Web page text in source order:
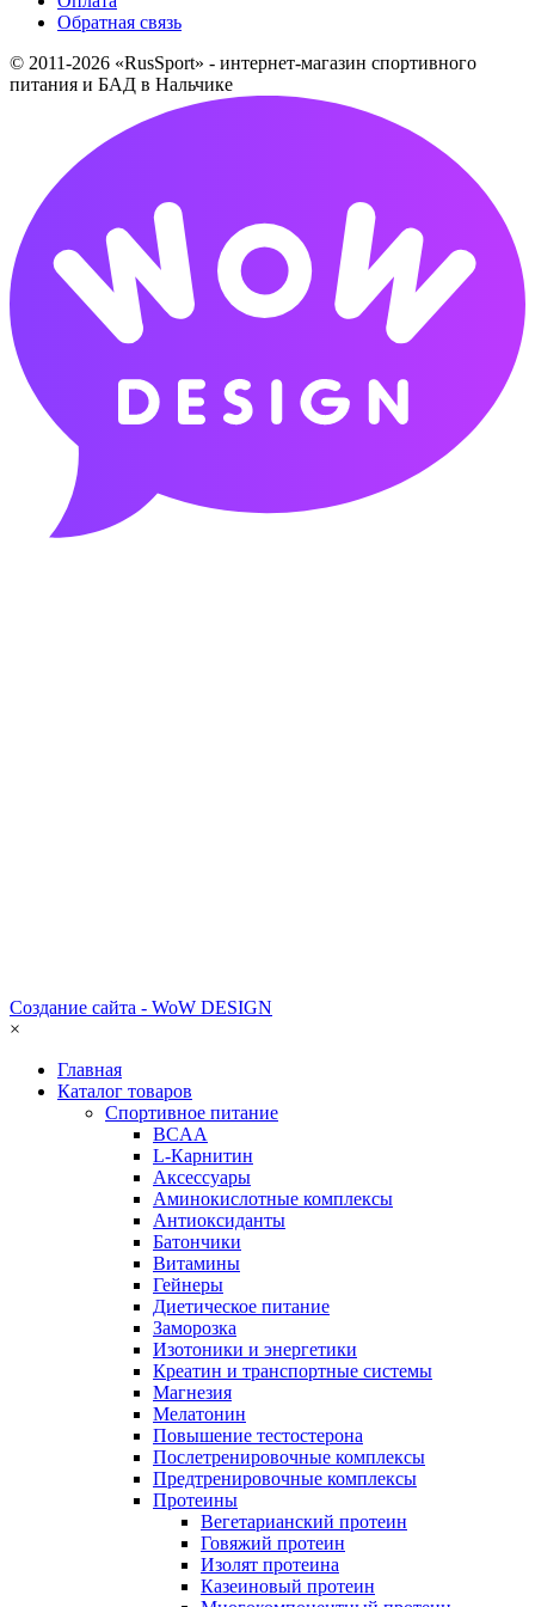
Обратная связь
© 2011-2026 «RusSport» - интернет-магазин спортивного
питания и БАД в Нальчике
Создание сайта - WoW DESIGN
×
Главная
Каталог товаров
Спортивное питание
BCAA
L-Карнитин
Аксессуары
Аминокислотные комплексы
Антиоксиданты
Батончики
Витамины
Гейнеры
Диетическое питание
Заморозка
Изотоники и энергетики
Креатин и транспортные системы
Магнезия
Мелатонин
Повышение тестостерона
Послетренировочные комплексы
Предтренировочные комплексы
Протеины
Вегетарианский протеин
Говяжий протеин
Изолят протеина
Казеиновый протеин